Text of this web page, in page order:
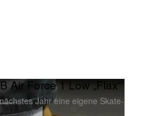
Air Force 1 Low „Flax“
Jahr eine eigene Skate-